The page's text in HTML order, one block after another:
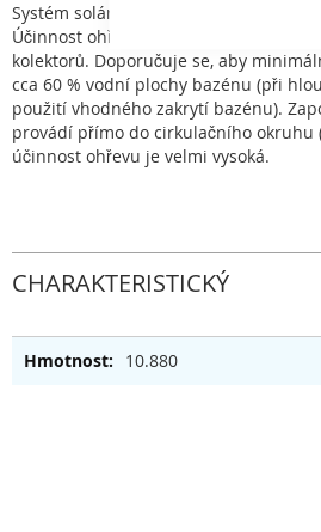
Systém solárního ohřevu je tvořen v
Účinnost ohřevu je přímo úměrná
kolektorů. Doporučuje se, aby
cca 60 % vodní plochy bazénu (při
použití vhodného zakrytí bazénu).
provádí přímo do cirkulačního okruhu
účinnost ohřevu je velmi vysoká.
CHARAKTERISTICKÝ
10.880